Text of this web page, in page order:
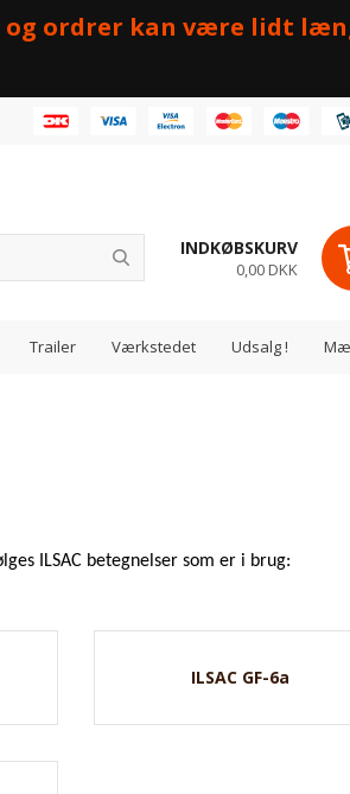
og ordrer kan være lidt
INDKØBSKURV
0,00 DKK
Trailer Værkstedet Udsalg !
ILSAC betegnelser som er i brug:
ILSAC GF-6a